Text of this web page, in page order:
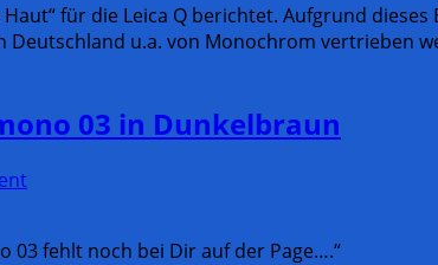
für die Leica Q berichtet. Aufgrund
u.a. von Monochrom vertrieben
03 in Dunkelbraun
03 fehlt noch bei Dir auf der Page….“